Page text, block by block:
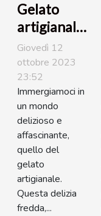
Gelato
artigianale,
un mondo
da scoprire
Giovedì 12
ottobre 2023
23:52
Immergiamoci in
un mondo
delizioso e
affascinante,
quello del
gelato
artigianale.
Questa delizia
fredda,...